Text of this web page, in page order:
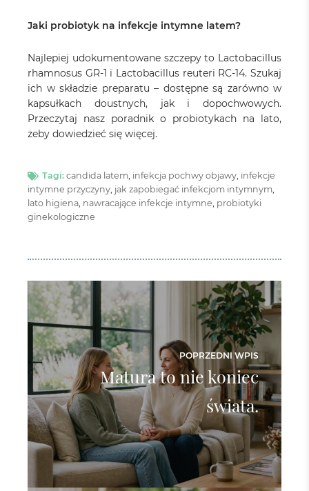
Jaki probiotyk na infekcje intymne latem?
Najlepiej udokumentowane szczepy to Lactobacillus
rhamnosus GR-1 i Lactobacillus reuteri RC-14. Szukaj
ich w składzie preparatu – dostępne są zarówno w
kapsułkach doustnych, jak i dopochwowych.
Przeczytaj nasz poradnik o probiotykach na lato,
żeby dowiedzieć się więcej.
Tagi: candida latem, infekcja pochwy objawy, infekcje
intymne przyczyny, jak zapobiegać infekcjom intymnym,
lato higiena, nawracające infekcje intymne, probiotyki
ginekologiczne
POPRZEDNI WPIS
Matura to nie koniec
świata.